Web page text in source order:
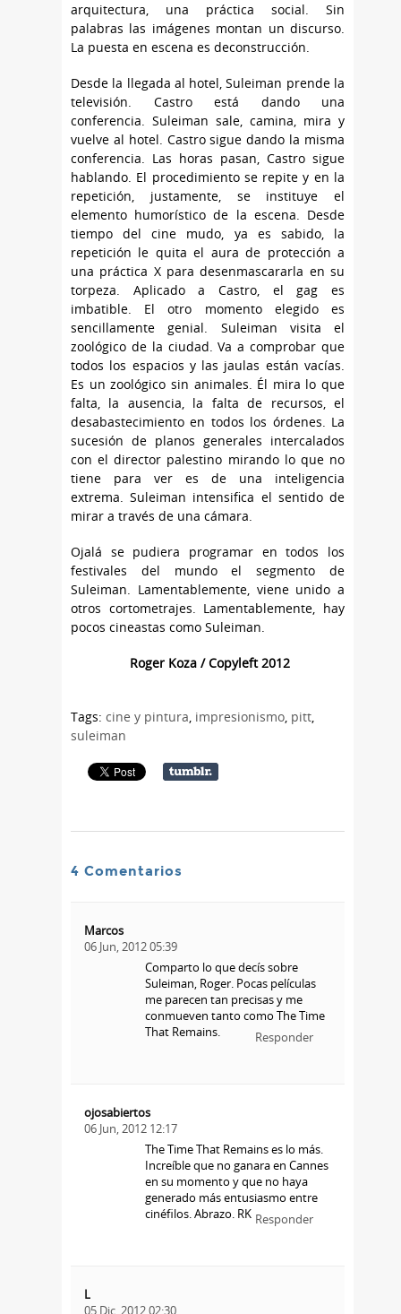
arquitectura, una práctica social. Sin
palabras las imágenes montan un discurso.
La puesta en escena es deconstrucción.
Desde la llegada al hotel, Suleiman prende la
televisión. Castro está dando una
conferencia. Suleiman sale, camina, mira y
vuelve al hotel. Castro sigue dando la misma
conferencia. Las horas pasan, Castro sigue
hablando. El procedimiento se repite y en la
repetición, justamente, se instituye el
elemento humorístico de la escena. Desde
tiempo del cine mudo, ya es sabido, la
repetición le quita el aura de protección a
una práctica X para desenmascararla en su
torpeza. Aplicado a Castro, el gag es
imbatible. El otro momento elegido es
sencillamente genial. Suleiman visita el
zoológico de la ciudad. Va a comprobar que
todos los espacios y las jaulas están vacías.
Es un zoológico sin animales. Él mira lo que
falta, la ausencia, la falta de recursos, el
desabastecimiento en todos los órdenes. La
sucesión de planos generales intercalados
con el director palestino mirando lo que no
tiene para ver es de una inteligencia
extrema. Suleiman intensifica el sentido de
mirar a través de una cámara.
Ojalá se pudiera programar en todos los
festivales del mundo el segmento de
Suleiman. Lamentablemente, viene unido a
otros cortometrajes. Lamentablemente, hay
pocos cineastas como Suleiman.
Roger Koza / Copyleft 2012
Tags: cine y pintura, impresionismo, pitt,
suleiman
4 Comentarios
Marcos
06 Jun, 2012 05:39
Comparto lo que decís sobre
Suleiman, Roger. Pocas películas
me parecen tan precisas y me
conmueven tanto como The Time
That Remains.
Responder
ojosabiertos
06 Jun, 2012 12:17
The Time That Remains es lo más.
Increíble que no ganara en Cannes
en su momento y que no haya
generado más entusiasmo entre
cinéfilos. Abrazo. RK Responder
L
05 Dic, 2012 02:30